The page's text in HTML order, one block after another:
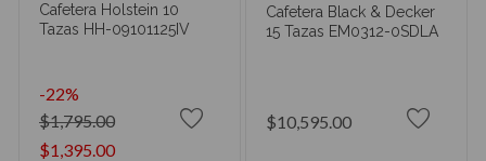
Cafetera Holstein 10
Tazas HH-09101125IV
$1,395.00
$1,795.00
-22%
Cafetera Black & Decker
15 Tazas EM0312-0SDLA
$10,595.00